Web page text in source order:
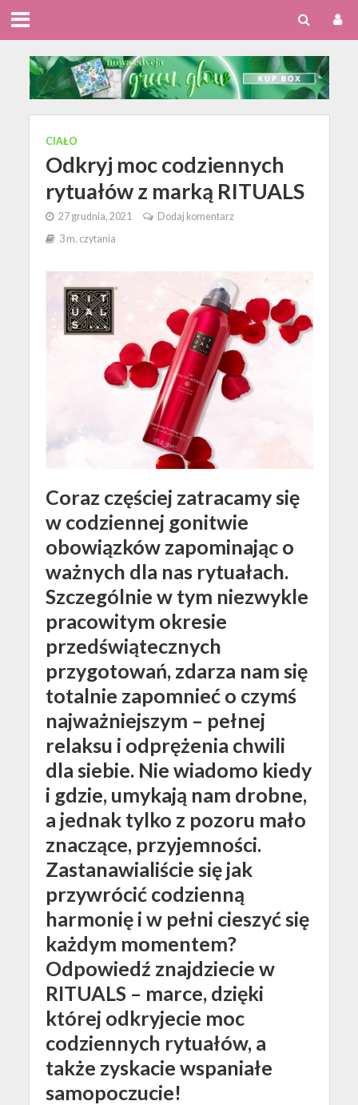
CIAŁO
Odkryj moc codziennych
rytuałów z marką RITUALS
27 grudnia, 2021
Dodaj komentarz
3 m. czytania
Coraz częściej zatracamy się
w codziennej gonitwie
obowiązków zapominając o
ważnych dla nas rytuałach.
Szczególnie w tym niezwykle
pracowitym okresie
przedświątecznych
przygotowań, zdarza nam się
totalnie zapomnieć o czymś
najważniejszym – pełnej
relaksu i odprężenia chwili
dla siebie. Nie wiadomo kiedy
i gdzie, umykają nam drobne,
a jednak tylko z pozoru mało
znaczące, przyjemności.
Zastanawialiście się jak
przywrócić codzienną
harmonię i w pełni cieszyć się
każdym momentem?
Odpowiedź znajdziecie w
RITUALS – marce, dzięki
której odkryjecie moc
codziennych rytuałów, a
także zyskacie wspaniałe
samopoczucie!